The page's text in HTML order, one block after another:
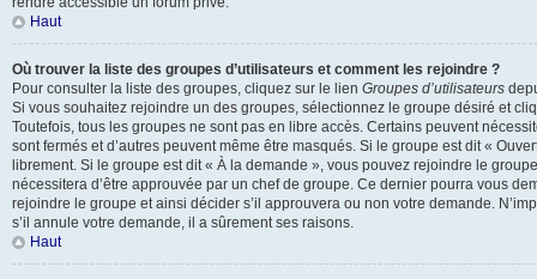
Haut
Où trouver la liste des groupes d’utilisateurs et comment les rejoindre ?
Pour consulter la liste des groupes, cliquez sur le lien Groupes d’utilisateurs
Si vous souhaitez rejoindre un des groupes, sélectionnez le groupe désiré et
Toutefois, tous les groupes ne sont pas en libre accès. Certains peuvent
sont fermés et d’autres peuvent même être masqués. Si le groupe est dit «
librement. Si le groupe est dit « À la demande », vous pouvez rejoindre le
nécessitera d’être approuvée par un chef de groupe. Ce dernier pourra vous
rejoindre le groupe et ainsi décider s’il approuvera ou non votre demande.
s’il annule votre demande, il a sûrement ses raisons.
Haut